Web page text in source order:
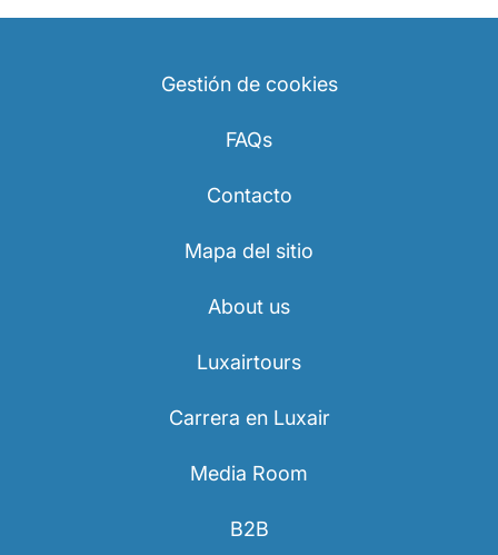
Gestión de cookies
FAQs
Contacto
Mapa del sitio
About us
Luxairtours
Carrera en Luxair
Media Room
B2B